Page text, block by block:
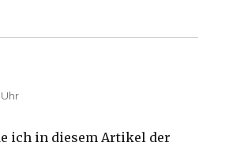
Uhr
ich in diesem Artikel der